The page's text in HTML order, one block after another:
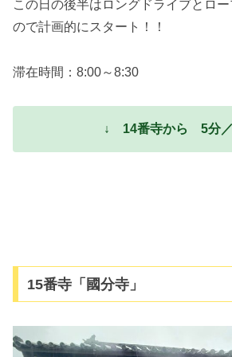
この日の後半はロングドライブとロ
ので計画的にスタート！！
滞在時間：8:00～8:30
↓ 14番寺から 5分
15番寺「國分寺」